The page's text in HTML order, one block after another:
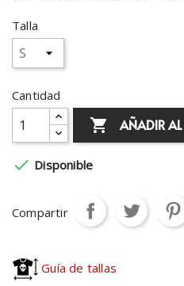
Talla
Cantidad
 AÑADIR
 Disponible
Compartir
Guía de tallas